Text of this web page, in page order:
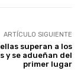
ARTÍCULO SIGUIENTE
superan a los
y se adueñan del
primer lugar